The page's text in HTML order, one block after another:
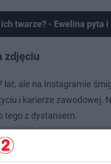
twarze? - Ewelina pyta i
zdjęciu
lat, ale na Instagramie
i karierze zawodowej.
tego z dystansem.
nie ostro ale jaka jestem